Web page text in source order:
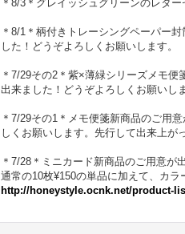
＊8/3＊グレイッシュグリーンのレタ
＊8/1＊柄付きトレーシングペーパー
した！どうぞよろしくお願いします。
＊7/29その2＊紫×薄緑シリーズメモ
出来ました！どうぞよろしくお願いしま
＊7/29その1＊メモ便箋新商品のご用
しくお願いします。先行して出来上が
＊7/28＊ミニカード新商品のご用意が
通常の10枚¥150の単品に加えて、カラ
http://honeystyle.ocnk.net/product-